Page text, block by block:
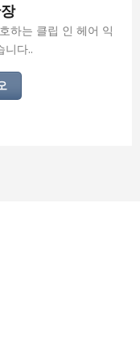
하는 클립 인 헤어 익
니다..